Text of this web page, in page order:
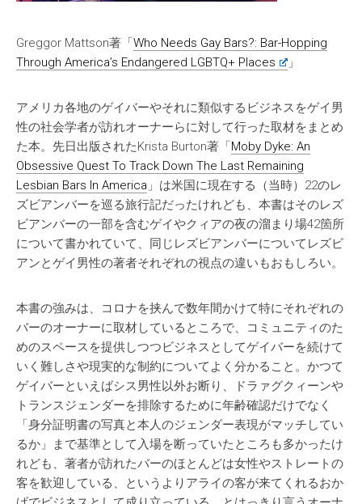
Greggor Mattson著「Who Needs Gay Bars?: Bar-Hopping
Through America’s Endangered LGBTQ+ Places
」
アメリカ各地のゲイバーやそれに類似するビジネスをゲイ男
性の社会学者が訪れオーナーらに対して行った取材をまとめ
た本。先日出版されたKrista Burton著「Moby Dyke: An
Obsessive Quest To Track Down The Last Remaining
Lesbian Bars In America 」は米国に現在する（当時）22のレ
ズビアンバーを巡る旅行記だったけれども、本書はそのレズ
ビアンバーの一部を含むゲイやクィアの夜の溜まり場42箇所
について書かれていて、同じレズビアンバーについてレズビ
アンとゲイ男性の著者それぞれの視点の違いもおもしろい。
本書の強みは、コロナを挟んで数年間かけて特にそれぞれの
バーのオーナーに取材しているところで、コミュニティのた
めのスペースを提供しつつビジネスとしてゲイバーを続けて
いく難しさや現実的な制約についてよく分かること。かつて
ゲイバーといえばシス男性以外お断り、ドラァグクィーンや
トランスジェンダーを排除するために年齢確認だけでなく
「身分証明書の写真と本人のジェンダー表現がマッチしてい
るか」まで基準として入場を断っていたところも多かったけ
れども、著者が訪れたバーのほとんどは女性やストレートの
客を歓迎している、というよりアライの客が来てくれるおか